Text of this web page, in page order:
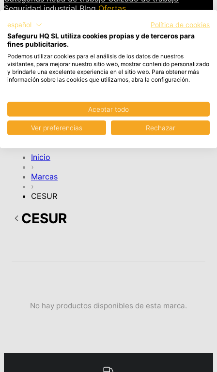
Seguridad industrial Blog Ofertas
INICIAR SESIÓN
Cesta
Artículos en el carrito, Ver carrito
Tu cesta de la compra está vacía.
CONTINUAR COMPRA
Inicio
›
Marcas
›
CESUR
CESUR
No hay productos disponibles de esta marca.
español
Política de cookies
Safeguru HQ SL utiliza cookies propias y de terceros para
fines publicitarios.
Podemos utilizar cookies para el análisis de los datos de nuestros
visitantes, para mejorar nuestro sitio web, mostrar contenido personalizado
y brindarle una excelente experiencia en el sitio web. Para obtener más
información sobre las cookies que utilizamos, abra la configuración.
Aceptar todo
Ver preferencias Rechazar